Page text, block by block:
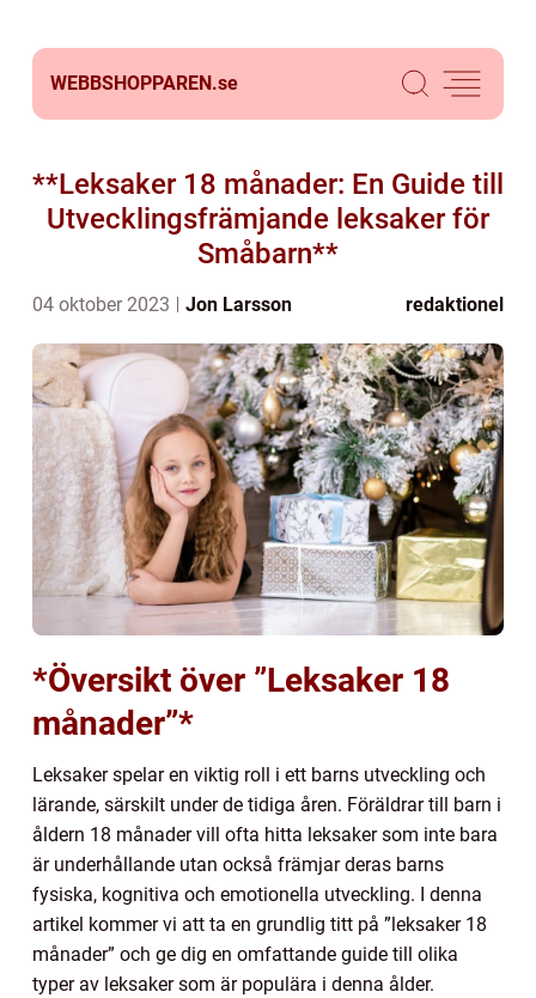
WEBBSHOPPAREN.se
**Leksaker 18 månader: En Guide till
Utvecklingsfrämjande leksaker för
Småbarn**
04 oktober 2023 Jon Larsson redaktionel
*Översikt över ”Leksaker 18
månader”*
Leksaker spelar en viktig roll i ett barns utveckling och
lärande, särskilt under de tidiga åren. Föräldrar till barn i
åldern 18 månader vill ofta hitta leksaker som inte bara
är underhållande utan också främjar deras barns
fysiska, kognitiva och emotionella utveckling. I denna
artikel kommer vi att ta en grundlig titt på ”leksaker 18
månader” och ge dig en omfattande guide till olika
typer av leksaker som är populära i denna ålder.